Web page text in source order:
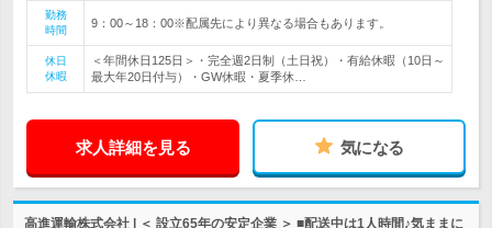
勤務
時間
9：00～18：00※配属先により異なる場合もあります。
休日
休暇
＜年間休日125日＞・完全週2日制（土日祝）・有給休暇（10日～
最大年20日付与）・GW休暇・夏季休…
求人詳細を見る 気になる
高進運輸株式会社 | ＜ 設立65年の安定企業 ＞ ■配送中は1人時間♪気ままに